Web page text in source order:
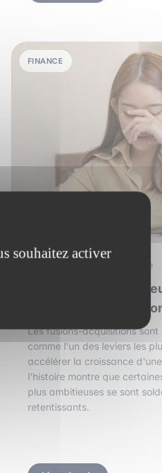
FINANCE
6 min de lecture
Les plus grandes
de l'histoire des
Les fusions-acquisitions
comme l'un des leviers les
accélérer la croissance
l'histoire montre que
plus ambitieuses se sont
retentissants.
souhaitez activer